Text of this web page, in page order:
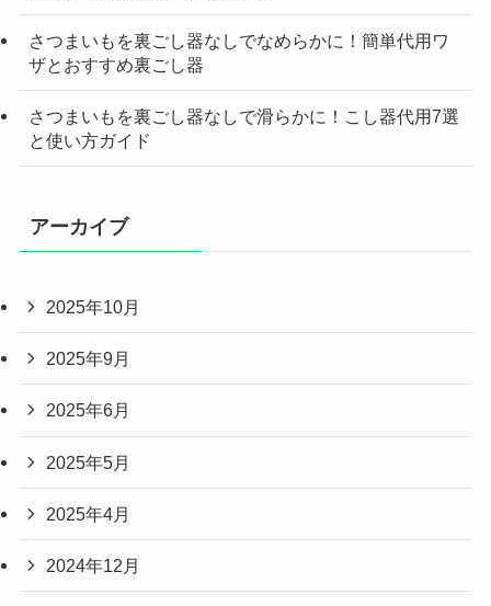
さつまいもを裏ごし器なしでなめらかに！簡単代用ワ
ザとおすすめ裏ごし器
さつまいもを裏ごし器なしで滑らかに！こし器代用7選
と使い方ガイド
アーカイブ
2025年10月
2025年9月
2025年6月
2025年5月
2025年4月
2024年12月